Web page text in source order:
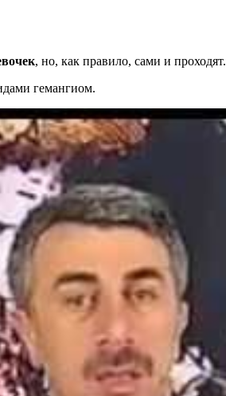
, но, как правило, сами и проходят.
гемангиом.